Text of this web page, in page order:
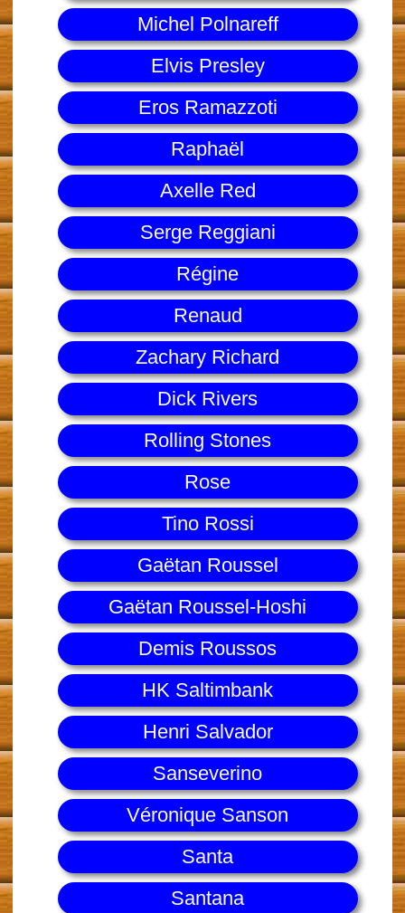
Michel Polnareff
Elvis Presley
Eros Ramazzoti
Raphaël
Axelle Red
Serge Reggiani
Régine
Renaud
Zachary Richard
Dick Rivers
Rolling Stones
Rose
Tino Rossi
Gaëtan Roussel
Gaëtan Roussel-Hoshi
Demis Roussos
HK Saltimbank
Henri Salvador
Sanseverino
Véronique Sanson
Santa
Santana